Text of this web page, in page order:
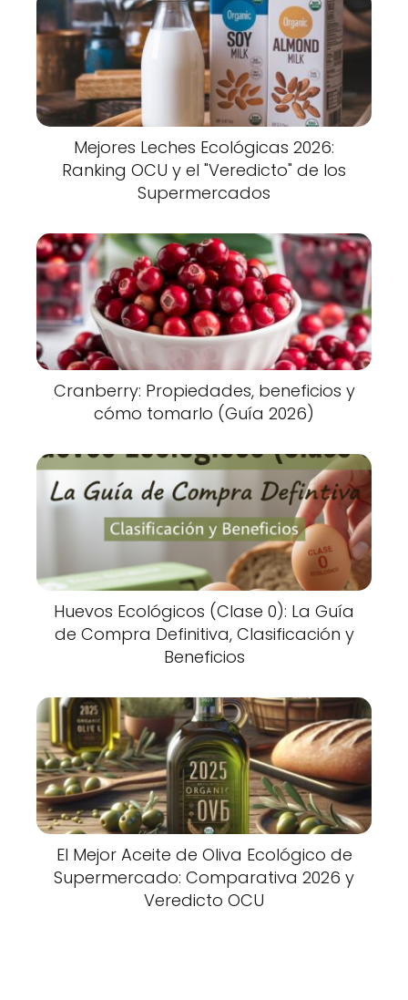
Mejores Leches Ecológicas 2026:
Ranking OCU y el "Veredicto" de los
Supermercados
Cranberry: Propiedades, beneficios y
cómo tomarlo (Guía 2026)
Huevos Ecológicos (Clase 0): La Guía
de Compra Definitiva, Clasificación y
Beneficios
El Mejor Aceite de Oliva Ecológico de
Supermercado: Comparativa 2026 y
Veredicto OCU